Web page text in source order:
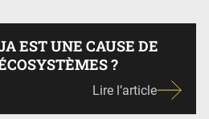
EST UNE CAUSE DE
?
Lire l’article